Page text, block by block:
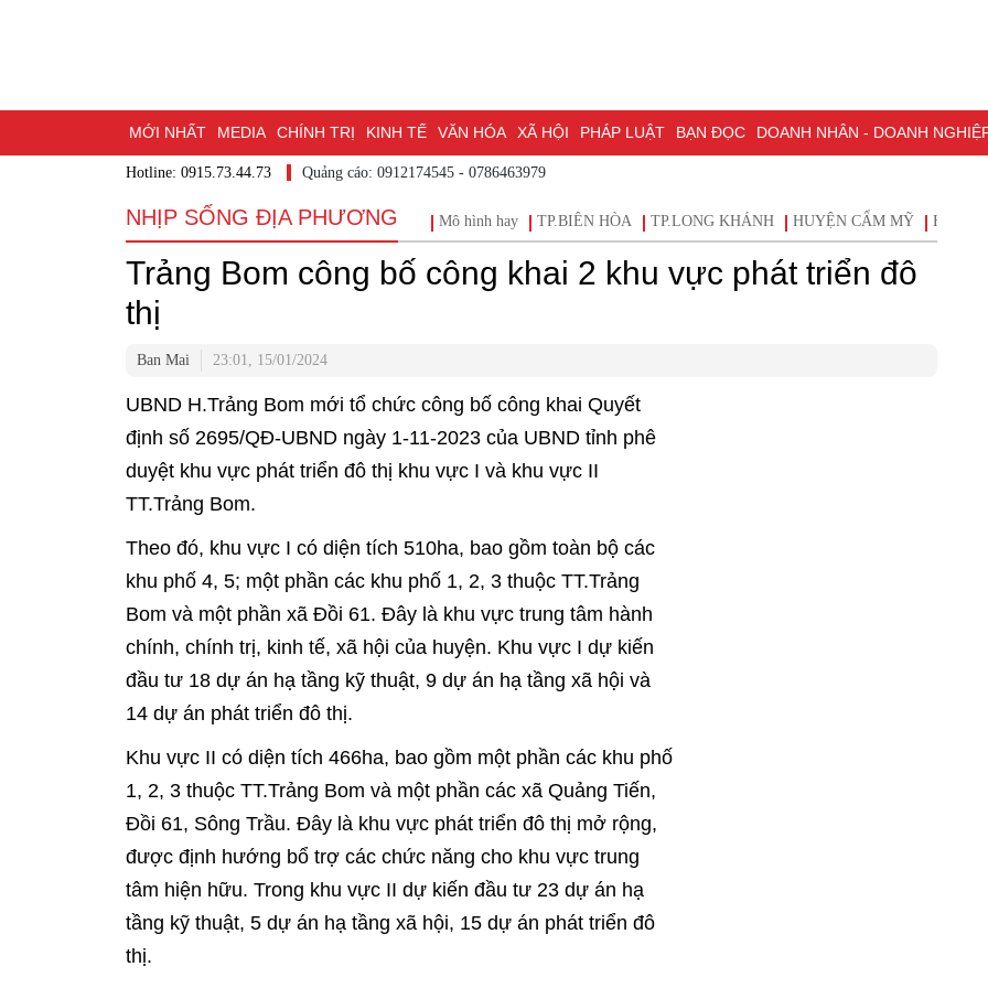
MỚI NHẤT MEDIA CHÍNH TRỊ KINH TẾ VĂN HÓA XÃ HỘI PHÁP LUẬT BẠN ĐỌC DOANH NHÂN - DOANH
DU LỊCH - ẨM THỰC CHUYỂN ĐỔI SỐ THỂ THAO ĐỒNG NAI & NGHỊ QUYẾT 57
ĐẶT BÁO BẠN CẦN BIẾT CHẠM 95 - KHÁM PHÁ ĐỒNG NAI ĐẠI HỘI ĐẠI BIỂU TOÀN QUỐC LẦN THỨ XIV CỦA ĐẢNG
MỘT LƯỚT HIỂU LUẬT NHỊP CẦU NHÂN ÁI THÀNH PHỐ ĐỒNG NAI
Hotline: 0915.73.44.73 Quảng cáo: 0912174545 - 0786463979
NHỊP SỐNG ĐỊA PHƯƠNG
Mô hình hay TP.BIÊN HÒA TP.LONG KHÁNH HUYỆN CẨM MỸ HUYỆN
Trảng Bom công bố công khai 2 khu vực phát triển đô
thị
Ban Mai 23:01, 15/01/2024
UBND H.Trảng Bom mới tổ chức công bố công khai Quyết
định số 2695/QĐ-UBND ngày 1-11-2023 của UBND tỉnh phê
duyệt khu vực phát triển đô thị khu vực I và khu vực II
TT.Trảng Bom.
Theo đó, khu vực I có diện tích 510ha, bao gồm toàn bộ các
khu phố 4, 5; một phần các khu phố 1, 2, 3 thuộc TT.Trảng
Bom và một phần xã Đồi 61. Đây là khu vực trung tâm hành
chính, chính trị, kinh tế, xã hội của huyện. Khu vực I dự kiến
đầu tư 18 dự án hạ tầng kỹ thuật, 9 dự án hạ tầng xã hội và
14 dự án phát triển đô thị.
Khu vực II có diện tích 466ha, bao gồm một phần các khu phố
1, 2, 3 thuộc TT.Trảng Bom và một phần các xã Quảng Tiến,
Đồi 61, Sông Trầu. Đây là khu vực phát triển đô thị mở rộng,
được định hướng bổ trợ các chức năng cho khu vực trung
tâm hiện hữu. Trong khu vực II dự kiến đầu tư 23 dự án hạ
tầng kỹ thuật, 5 dự án hạ tầng xã hội, 15 dự án phát triển đô
thị.